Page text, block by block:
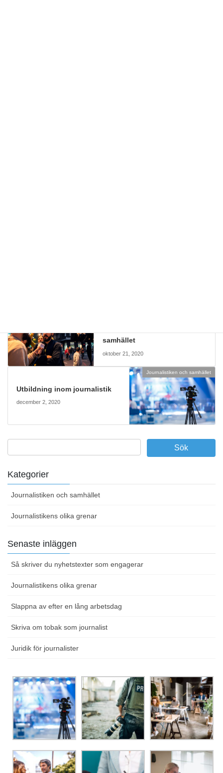
Journalistikens roll i
samhället
oktober 21, 2020
Journalistiken och samhället
Utbildning inom journalistik
december 2, 2020
Kategorier
Journalistiken och samhället
Journalistikens olika grenar
Senaste inläggen
Så skriver du nyhetstexter som engagerar
Journalistikens olika grenar
Slappna av efter en lång arbetsdag
Skriva om tobak som journalist
Juridik för journalister